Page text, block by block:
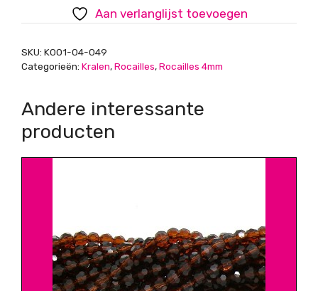
zichtbare
kern,
aantal
Aan verlanglijst toevoegen
SKU: K001-04-049
Categorieën: Kralen,Rocailles,Rocailles 4mm
Andere interessante
producten